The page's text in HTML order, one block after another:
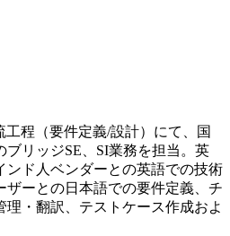
工程（要件定義/設計）にて、国
リッジSE、SI業務を担当。英
ンド人ベンダーとの英語での技術
ザーとの日本語での要件定義、チ
・翻訳、テストケース作成およ